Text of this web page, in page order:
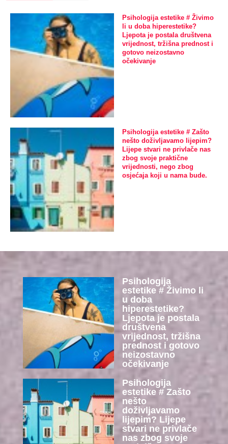
Psihologija estetike # Živimo
li u doba hiperestetike?
Ljepota je postala društvena
vrijednost, tržišna prednost i
gotovo neizostavno
očekivanje
Psihologija estetike # Zašto
nešto doživljavamo lijepim?
Lijepe stvari ne privlače nas
zbog svoje praktične
vrijednosti, nego zbog
osjećaja koji u nama bude.
Psihologija
estetike # Živimo li
u doba
hiperestetike?
Ljepota je postala
društvena
vrijednost, tržišna
prednost i gotovo
neizostavno
očekivanje
Psihologija
estetike # Zašto
nešto
doživljavamo
lijepim? Lijepe
stvari ne privlače
nas zbog svoje